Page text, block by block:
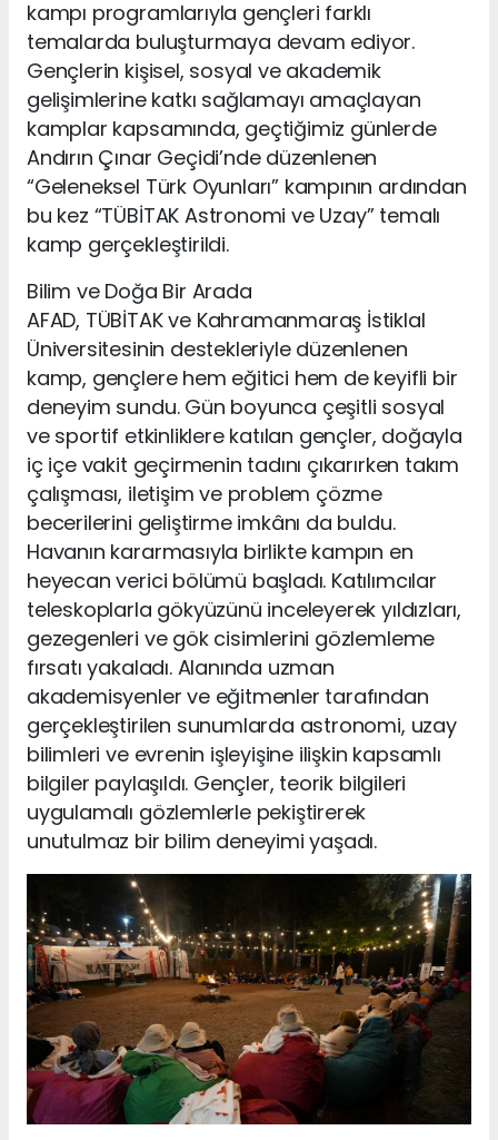
kampı programlarıyla gençleri farklı
temalarda buluşturmaya devam ediyor.
Gençlerin kişisel, sosyal ve akademik
gelişimlerine katkı sağlamayı amaçlayan
kamplar kapsamında, geçtiğimiz günlerde
Andırın Çınar Geçidi’nde düzenlenen
“Geleneksel Türk Oyunları” kampının ardından
bu kez “TÜBİTAK Astronomi ve Uzay” temalı
kamp gerçekleştirildi.
Bilim ve Doğa Bir Arada
AFAD, TÜBİTAK ve Kahramanmaraş İstiklal
Üniversitesinin destekleriyle düzenlenen
kamp, gençlere hem eğitici hem de keyifli bir
deneyim sundu. Gün boyunca çeşitli sosyal
ve sportif etkinliklere katılan gençler, doğayla
iç içe vakit geçirmenin tadını çıkarırken takım
çalışması, iletişim ve problem çözme
becerilerini geliştirme imkânı da buldu.
Havanın kararmasıyla birlikte kampın en
heyecan verici bölümü başladı. Katılımcılar
teleskoplarla gökyüzünü inceleyerek yıldızları,
gezegenleri ve gök cisimlerini gözlemleme
fırsatı yakaladı. Alanında uzman
akademisyenler ve eğitmenler tarafından
gerçekleştirilen sunumlarda astronomi, uzay
bilimleri ve evrenin işleyişine ilişkin kapsamlı
bilgiler paylaşıldı. Gençler, teorik bilgileri
uygulamalı gözlemlerle pekiştirerek
unutulmaz bir bilim deneyimi yaşadı.